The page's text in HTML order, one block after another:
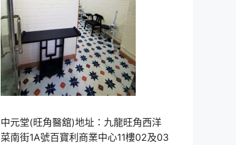
中元堂(旺角醫舘)地址：九龍旺角西洋
菜南街1A號百寶利商業中心11樓02及03